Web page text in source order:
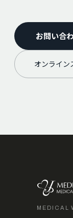
お問い合
オンライ
MEDICAL